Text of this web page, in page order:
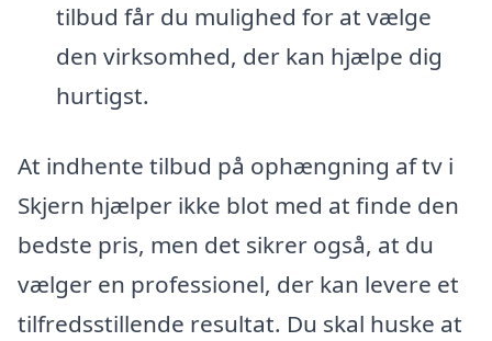
tilbud får du mulighed for at vælge
den virksomhed, der kan hjælpe dig
hurtigst.
At indhente tilbud på ophængning af tv i
Skjern hjælper ikke blot med at finde den
bedste pris, men det sikrer også, at du
vælger en professionel, der kan levere et
tilfredsstillende resultat. Du skal huske at